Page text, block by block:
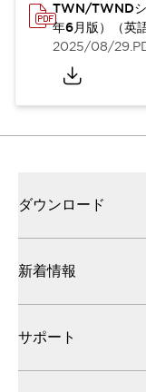
TWN/TWND
年6月版）（英語
2025/08/29
ダウンロード
新着情報
サポート